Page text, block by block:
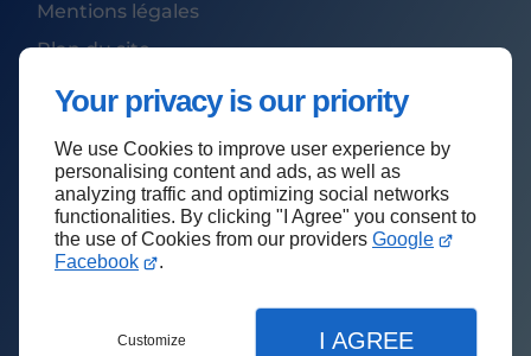
Your privacy is our priority
We use Cookies to improve user experience by
personalising content and ads, as well as
analyzing traffic and optimizing social networks
functionalities. By clicking "I Agree" you consent to
the use of Cookies from our providers Google
Facebook
.
Customize I AGREE
Mentions légales
Plan du site
Haut de page